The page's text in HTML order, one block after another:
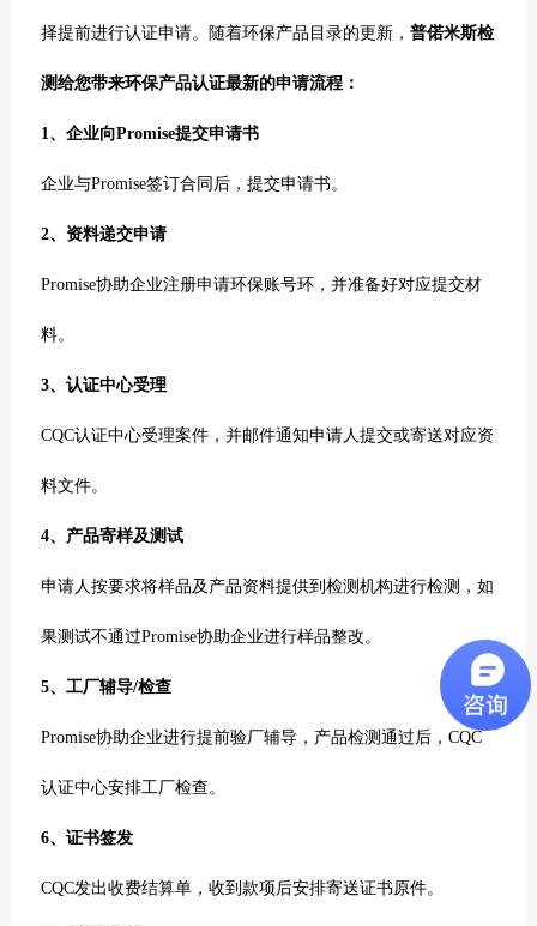
择提前进行认证申请。随着环保产品目录的更新， 普偌米斯检
测给您带来环保产品认证最新的申请流程：
1、企业向Promise提交申请书
企业与Promise签订合同后，提交申请书。
2、资料递交申请
Promise协助企业注册申请环保账号环，并准备好对应提交材
料。
3、认证中心受理
CQC认证中心受理案件，并邮件通知申请人提交或寄送对应资
料文件。
4、产品寄样及测试
申请人按要求将样品及产品资料提供到检测机构进行检测，如
果测试不通过Promise协助企业进行样品整改。
5、工厂辅导/检查
Promise协助企业进行提前验厂辅导， 产品检测通过后， CQC
认证中心安排工厂检查。
6、证书签发
CQC发出收费结算单，收到款项后安排寄送证书原件。